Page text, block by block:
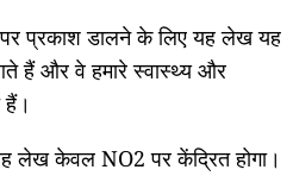
पर प्रकाश डालने के लिए यह लेख यह
हैं और वे हमारे स्वास्थ्य और
हैं।
लेख केवल NO2 पर केंद्रित होगा।